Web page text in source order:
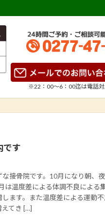
※22：00～6：00迄は電話
です
接骨院です。10月になり朝、
温度差による体調不良による
ます。また温度差による運動
えてき […]